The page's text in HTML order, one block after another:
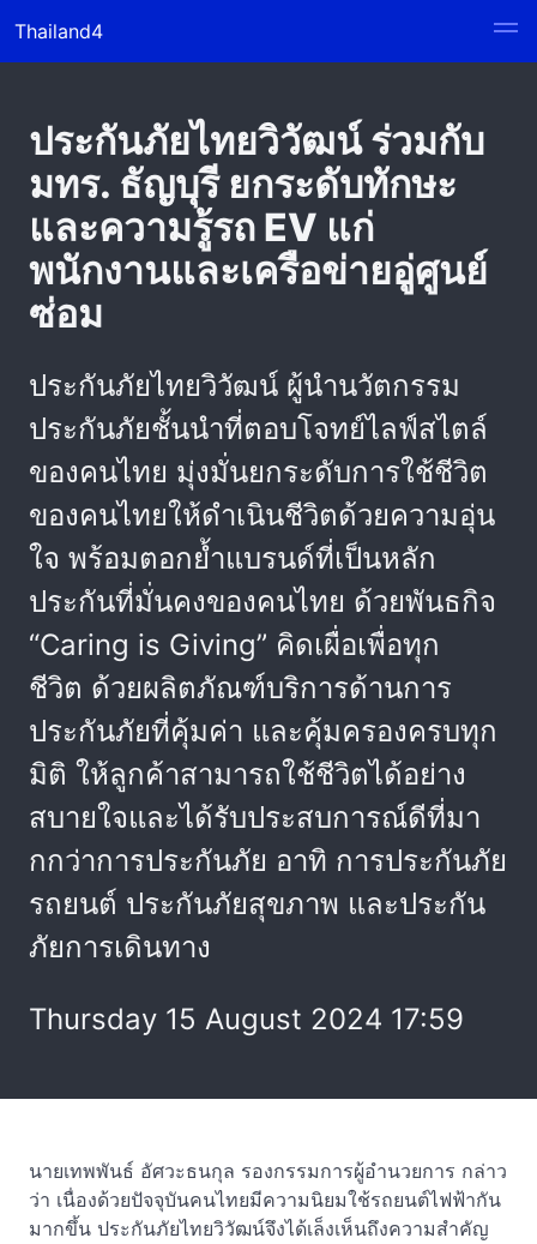
Thailand4
ประกันภัยไทยวิวัฒน์ ร่วมกับ
มทร. ธัญบุรี ยกระดับทักษะ
และความรู้รถ EV แก่
พนักงานและเครือข่ายอู่ศูนย์
ซ่อม
ประกันภัยไทยวิวัฒน์ ผู้นำนวัตกรรม
ประกันภัยชั้นนำที่ตอบโจทย์ไลฟ์สไตล์
ของคนไทย มุ่งมั่นยกระดับการใช้ชีวิต
ของคนไทยให้ดำเนินชีวิตด้วยความอุ่น
ใจ พร้อมตอกย้ำแบรนด์ที่เป็นหลัก
ประกันที่มั่นคงของคนไทย ด้วยพันธกิจ
“Caring is Giving” คิดเผื่อเพื่อทุก
ชีวิต ด้วยผลิตภัณฑ์บริการด้านการ
ประกันภัยที่คุ้มค่า และคุ้มครองครบทุก
มิติ ให้ลูกค้าสามารถใช้ชีวิตได้อย่าง
สบายใจและได้รับประสบการณ์ดีที่มา
กกว่าการประกันภัย อาทิ การประกันภัย
รถยนต์ ประกันภัยสุขภาพ และประกัน
ภัยการเดินทาง
Thursday 15 August 2024 17:59
นายเทพพันธ์ อัศวะธนกุล รองกรรมการผู้อำนวยการ กล่าว
ว่า เนื่องด้วยปัจจุบันคนไทยมีความนิยมใช้รถยนต์ไฟฟ้ากัน
มากขึ้น ประกันภัยไทยวิวัฒน์จึงได้เล็งเห็นถึงความสำคัญ